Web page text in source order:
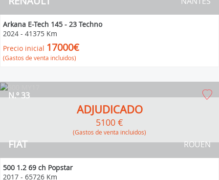
Arkana E-Tech 145 - 23 Techno
2024 - 41375 Km
Precio inicial 17000€
(Gastos de venta incluidos)
FIAT
N.º 33
ROUEN
ADJUDICADO
5100 €
(Gastos de venta incluidos)
500 1.2 69 ch Popstar
2017 - 65726 Km